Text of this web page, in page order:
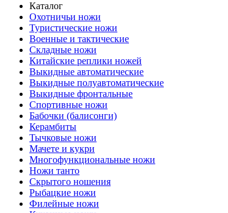
Каталог
Охотничьи ножи
Туристические ножи
Военные и тактические
Складные ножи
Китайские реплики ножей
Выкидные автоматические
Выкидные полуавтоматические
Выкидные фронтальные
Спортивные ножи
Бабочки (балисонги)
Керамбиты
Тычковые ножи
Мачете и кукри
Многофункциональные ножи
Ножи танто
Скрытого ношения
Рыбацкие ножи
Филейные ножи